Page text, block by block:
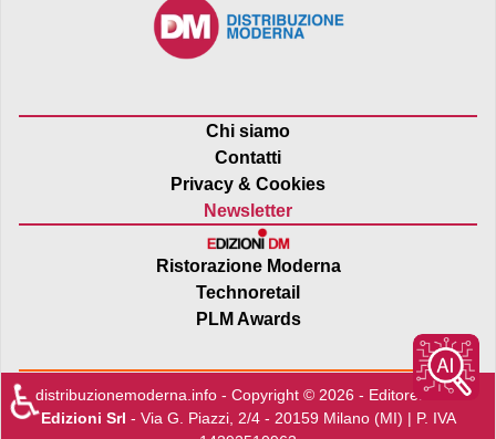
Chi siamo
Contatti
Privacy & Cookies
Newsletter
Ristorazione Moderna
Technoretail
PLM Awards
distribuzionemoderna.info - Copyright © 2026 - Editore:Edra
Edizioni Srl - Via G. Piazzi, 2/4 - 20159 Milano (MI) | P. IVA